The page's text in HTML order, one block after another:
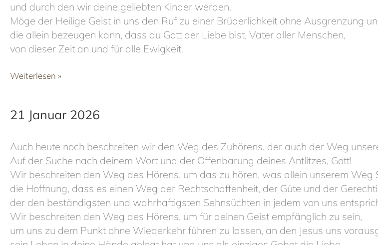
und durch den wir deine geliebten Kinder werden.
Möge der Heilige Geist in uns den Ruf zu einer Brüderlichkeit ohne Ausgrenzung
die allein bezeugen kann, dass du Gott der Liebe bist, Vater aller Menschen,
von dieser Zeit an und für alle Ewigkeit.
23
Weiterlesen »
21 Januar 2026
Auch heute noch beschreiten wir den Weg des Zuhörens, der auch der Weg
Auf der Suche nach deinem Wort und der Offenbarung deines Antlitzes, Gott!
Wir beschreiten den Weg des Hörens, um das zu hören, was allein unserem Weg
die Hoffnung, dass es einen Weg der Rechtschaffenheit, der Güte und der
der den beständigsten und wahrhaftigsten Sehnsüchten in jedem von uns
Wir beschreiten den Weg des Hörens, um für deinen Geist empfänglich zu sein,
um uns zu dem Punkt ohne Wiederkehr führen zu lassen, an den Jesus uns